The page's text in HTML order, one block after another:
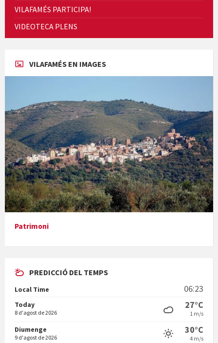
Cicle de Cine i Dones rurals
Concerts al Museu
Presentació del llibre &quot;La mare&quot;, d'Emma Zafon
En Bum
VILAFAMÉS PARTICIPA!
VIDEOTECA PLENS
VILAFAMÉS EN IMAGES
Patrimoni
PREDICCIÓ DEL TEMPS
Local Time 06:23
Today
8 d'agost de 2026
27°C
1 m/s
Diumenge
9 d'agost de 2026
30°C
4 m/s